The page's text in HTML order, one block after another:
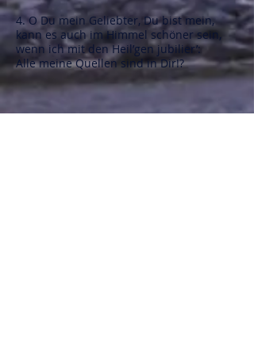
4. O Du mein Geliebter, Du bist mein,
kann es auch im Himmel schöner sein,
wenn ich mit den Heil’gen jubilier’:
Alle meine Quellen sind in Dir!?